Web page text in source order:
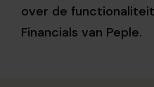
over de
Financials van Peple.